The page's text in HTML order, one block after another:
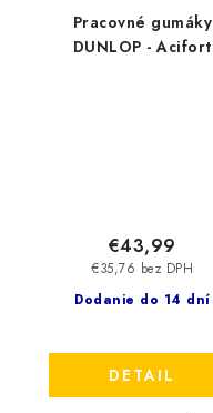
Pracovné gumáky
DUNLOP - Acifort
Dodanie do 14 dní
€35,76 bez DPH
€43,99
DETAIL